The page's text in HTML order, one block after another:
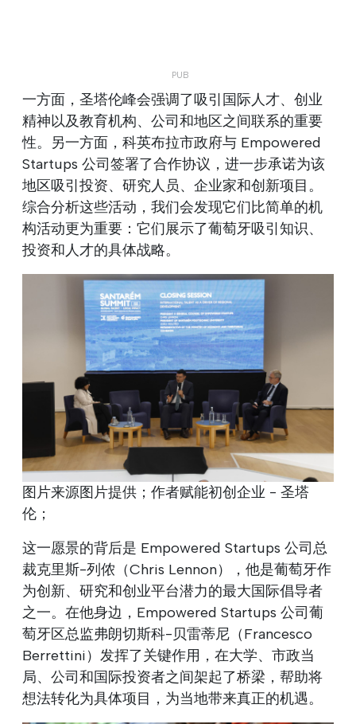
一方面，圣塔伦峰会强调了吸引国际人才、创业
精神以及教育机构、公司和地区之间联系的重要
性。另一方面，科英布拉市政府与 Empowered
Startups 公司签署了合作协议，进一步承诺为该
地区吸引投资、研究人员、企业家和创新项目。
综合分析这些活动，我们会发现它们比简单的机
构活动更为重要：它们展示了葡萄牙吸引知识、
投资和人才的具体战略。
图片来源图片提供；作者赋能初创企业 - 圣塔
伦；
这一愿景的背后是 Empowered Startups 公司总
裁克里斯-列侬（Chris Lennon），他是葡萄牙作
为创新、研究和创业平台潜力的最大国际倡导者
之一。在他身边，Empowered Startups 公司葡
萄牙区总监弗朗切斯科-贝雷蒂尼（Francesco
Berrettini）发挥了关键作用，在大学、市政当
局、公司和国际投资者之间架起了桥梁，帮助将
想法转化为具体项目，为当地带来真正的机遇。